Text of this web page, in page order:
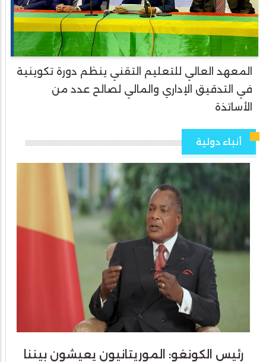
المعهد العالي للتعليم التقني ينظم دورة تكوينية
في التدقيق الإداري والمالي لصالح عدد من
الأساتذة
أنباء دولية
رئيس الكونغو: الموريتانيون يعيشون بيننا